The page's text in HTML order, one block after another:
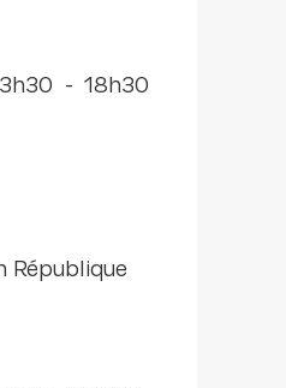
13h30 - 18h30
République